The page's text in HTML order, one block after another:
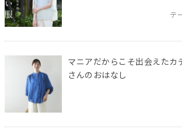
テ
マニアだからこそ出会えたカ
さんのおはなし